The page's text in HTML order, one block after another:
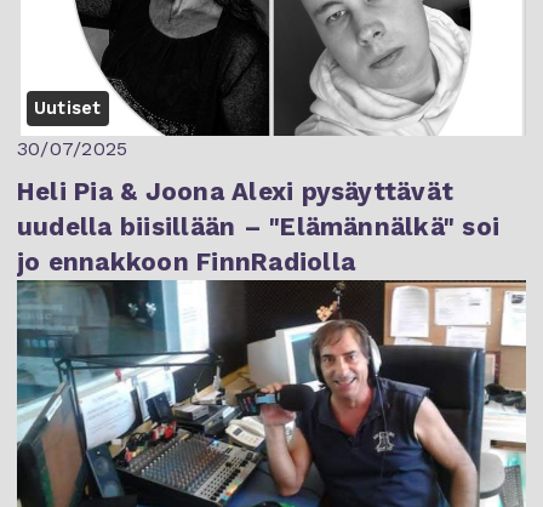
Uutiset
30/07/2025
Heli Pia & Joona Alexi pysäyttävät
uudella biisillään – "Elämännälkä" soi
jo ennakkoon FinnRadiolla